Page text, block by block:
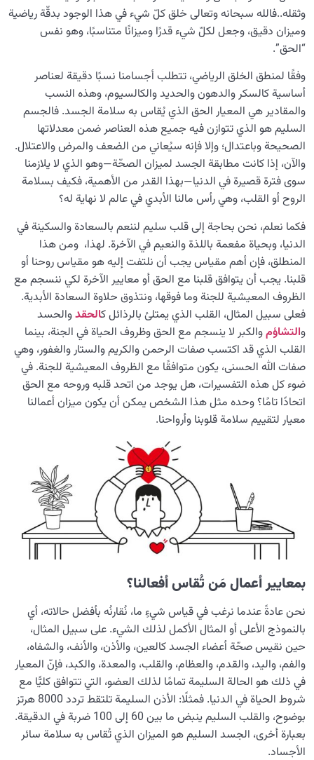
العلاقة بين ميزان الأعمال والحب ؛ كلما زاد الحب، ازداد ثقل
الأعمال
دلالة ثقل صحيفة الأعمال وأثره في سعادتنا أو شقائنا
أثر الاختيار الصائب في حياتنا: لماذا تُعدّ خياراتنا ذات أهمية
بالغة؟
الميزان والاختيار الصحيح: سبب تأثير فهم الميزان على قراراتنا
ضرورة وأهمية الاعتبار بالدنيا؛ كيف يمكننا أن نستلهم العبر من
كل حدث؟
هل يمكن تغيير القدر والمصير؟ كيف يُمكننا تغيير ما كُتب لنا؟
المستقبل والماضي: كيف نبني غدًا أفضل من خلال الاعتبار
بالماضي؟
الجبر والاختيار: هل قانون القضاء والقدر عنوان المشيئة الإلهية
أم حرية إرادتنا؟
ما العلاقة بين حرية إرادة الإنسان والخلافة الإلهية ؟
الابتلاء والامتحان في مسيرة الحياة 0/26
الشيطان… العدوّ المبين 0/14
0/22
النظرة الأبدية والاستعداد للآخرة 0/14
من الخيال إلى سلامة القلب 0/31
الإنسان محور الخلق
رؤية عالم الغيب 0/9
وثقله..فالله سبحانه وتعالى خلق كلّ شيء في هذا الوجود بدقّة رياضية
وميزان دقيق، وجعل لكلّ شيء قدرًا وميزانًا متناسبًا، وهو نفس
“الحق”.
وفقًا لمنطق الخلق الرياضي، تتطلب أجسامنا نسبًا دقيقة لعناصر
أساسية كالسكر والدهون والحديد والكالسيوم، وهذه النسب
والمقادير هي المعيار الحق الذي يُقاس به سلامة الجسد. فالجسم
السليم هو الذي تتوازن فيه جميع هذه العناصر ضمن معدلاتها
الصحيحة وباعتدال؛ وإلا فإنه سيُعاني من الضعف والمرض والاعتلال.
والآن، إذا كانت مطابقة الجسد لميزان الصحّة—وهو الذي لا يلازمنا
سوى فترة قصيرة في الدنيا—بهذا القدر من الأهمية، فكيف بسلامة
الروح أو القلب، وهي رأس مالنا الأبدي في عالم لا نهاية له؟
فكما نعلم، نحن بحاجة إلى قلب سليم لننعم بالسعادة والسكينة في
الدنيا، وبحياة مفعمة باللذة والنعيم في الآخرة. لهذا، ومن هذا
المنطلق، فإن أهم مقياس يجب أن نلتفت إليه هو مقياس روحنا أو
قلبنا. يجب أن يتوافق قلبنا مع الحق أو معايير الآخرة لكي ننسجم مع
الظروف المعيشية للجنة وما فوقها، ونتذوق حلاوة السعادة الأبدية.
فعلى سبيل المثال، القلب الذي يمتلئ بالرذائل كالحقدوالحسد
والتشاؤموالكبر لا ينسجم مع الحق وظروف الحياة في الجنة، بينما
القلب الذي قد اكتسب صفات الرحمن والكريم والستار والغفور، وهي
صفات الله الحسنى، يكون متوافقًا مع الظروف المعيشية للجنة. في
ضوء كل هذه التفسيرات، هل يوجد من اتحد قلبه وروحه مع الحق
اتحادًا تامًا؟ وحده مثل هذا الشخص يمكن أن يكون ميزان أعمالنا
معيار لتقييم سلامة قلوبنا وأرواحنا.
بمعايير أعمال مَن تُقاس أفعالنا؟
نحن عادةً عندما نرغب في قياس شيءٍ ما، نُقارنُه بأفضل حالاته، أي
بالنموذج الأعلى أو المثال الأكمل لذلك الشيء. على سبيل المثال،
حين نقيس صحّة أعضاء الجسد كالعين، والأذن، والأنف، والشفاه،
والفم، واليد، والقدم، والعظام، والقلب، والمعدة، والكبد، فإنّ المعيار
في ذلك هو الحالة السليمة تمامًا لذلك العضو، التي تتوافق كليًّا مع
شروط الحياة في الدنيا. فمثلًا: الأذن السليمة تلتقط تردد 8000 هرتز
بوضوح، والقلب السليم ينبض ما بين 60 إلى 100 ضربة في الدقيقة.
بعبارة أخرى، الجسد السليم هو الميزان الذي تُقاس به سلامة سائر
الأجساد.